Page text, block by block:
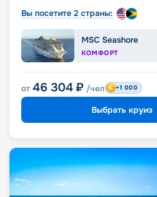
Вы посетите 2 страны:
MSC Seashore
КОМФОРТ
от 46 304 ₽ /чел +1 000
Выбрать круиз